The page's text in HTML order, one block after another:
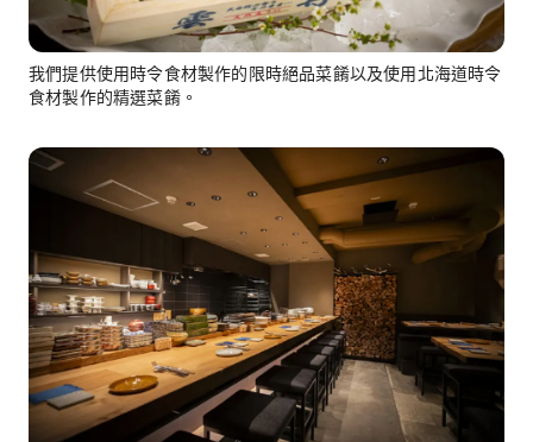
我們提供使用時令食材製作的限時絕品菜餚以及使用北海道時令
食材製作的精選菜餚。